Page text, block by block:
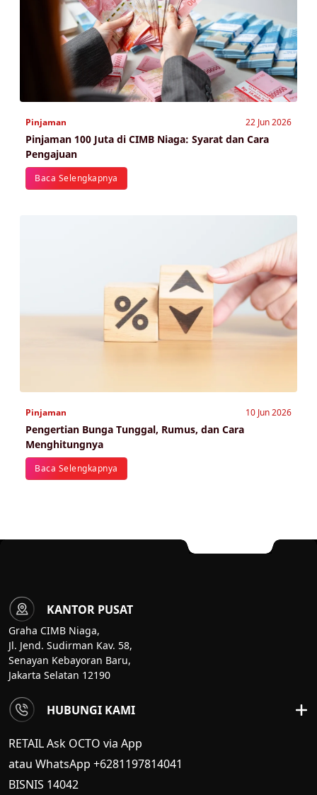
Pinjaman 22 Jun 2026
Pinjaman 100 Juta di CIMB Niaga: Syarat dan Cara
Pengajuan
Baca Selengkapnya
Pinjaman 10 Jun 2026
Pengertian Bunga Tunggal, Rumus, dan Cara
Menghitungnya
Baca Selengkapnya
KANTOR PUSAT
Graha CIMB Niaga,
Jl. Jend. Sudirman Kav. 58,
Senayan Kebayoran Baru,
Jakarta Selatan 12190
HUBUNGI KAMI
RETAIL Ask OCTO via App
atau WhatsApp +6281197814041
BISNIS 14042